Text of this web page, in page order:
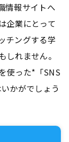
情報サイトへ
企業にとって
チングする学
れません。
使った*「SNS
かがでしょう